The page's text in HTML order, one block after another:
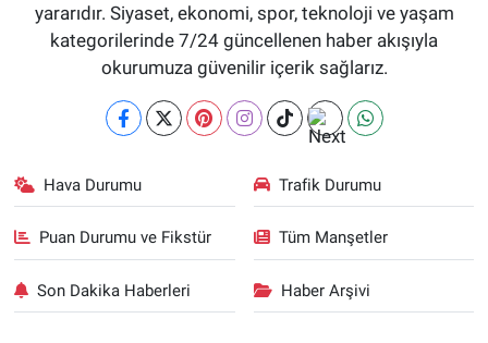
yararıdır. Siyaset, ekonomi, spor, teknoloji ve yaşam
kategorilerinde 7/24 güncellenen haber akışıyla
okurumuza güvenilir içerik sağlarız.
Hava Durumu Trafik Durumu
Puan Durumu ve Fikstür Tüm Manşetler
Son Dakika Haberleri Haber Arşivi